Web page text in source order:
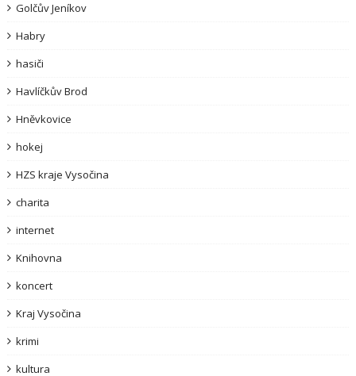
Golčův Jeníkov
Habry
hasiči
Havlíčkův Brod
Hněvkovice
hokej
HZS kraje Vysočina
charita
internet
Knihovna
koncert
Kraj Vysočina
krimi
kultura